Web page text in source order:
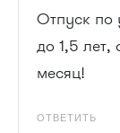
Отпуск по
до 1,5
месяц!
ОТВЕТИТЬ